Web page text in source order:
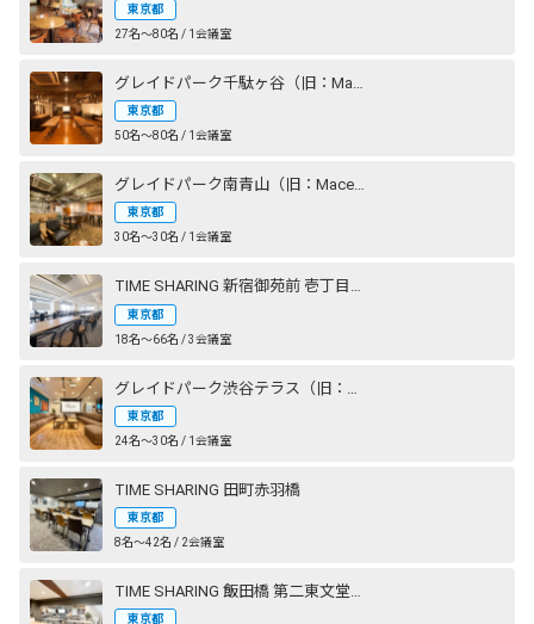
東京都
27名〜80名 / 1会議室
グレイドパーク千駄ヶ谷（旧：Mace千駄ヶ谷）
東京都
50名〜80名 / 1会議室
グレイドパーク南青山（旧：Mace南青山）
東京都
30名〜30名 / 1会議室
TIME SHARING 新宿御苑前 壱丁目参番館
東京都
18名〜66名 / 3会議室
東京都
24名〜30名 / 1会議室
TIME SHARING 田町赤羽橋
東京都
8名〜42名 / 2会議室
東京都